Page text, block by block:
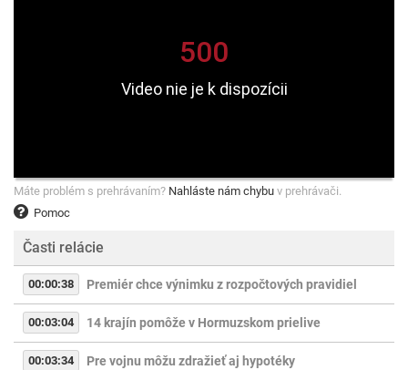
Pomoc
Máte problém s prehrávaním? Nahláste nám chybu v prehrávači.
Časti relácie
00:00:38 Premiér chce výnimku z rozpočtových pravidiel
00:03:04 14 krajín pomôže v Hormuzskom prielive
00:03:34 Pre vojnu môžu zdražieť aj hypotéky